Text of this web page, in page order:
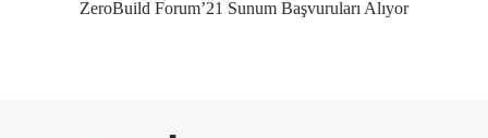
ZeroBuild Forum’21 Sunum Başvuruları Alıyor